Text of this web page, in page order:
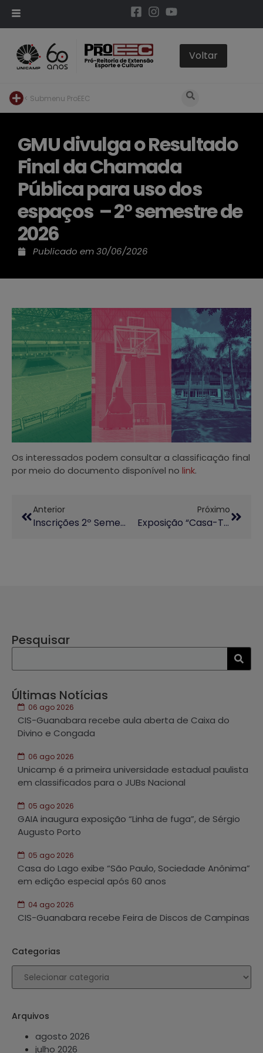
< Submenu ProEEC
GMU divulga o Resultado
Final da Chamada
Pública para uso dos
espaços – 2° semestre de
2026
Publicado em30/06/2026
Os interessados podem consultar a classificação final
por meio do documento disponível no link.
Anterior
Inscrições 2º Semestre: Programa UniversIDADE!
Próximo
Exposição “Casa-Território ≡ Território-Casa” Reúne Artistas Para Refletir Sobre Deslocamento E Pertencimento
Pesquisar
Últimas Notícias
06 ago 2026
CIS-Guanabara recebe aula aberta de Caixa do
Divino e Congada
06 ago 2026
Unicamp é a primeira universidade estadual paulista
em classificados para o JUBs Nacional
05 ago 2026
GAIA inaugura exposição “Linha de fuga”, de Sérgio
Augusto Porto
05 ago 2026
Casa do Lago exibe “São Paulo, Sociedade Anônima”
em edição especial após 60 anos
04 ago 2026
CIS-Guanabara recebe Feira de Discos de Campinas
Categorias
Arquivos
agosto 2026
julho 2026